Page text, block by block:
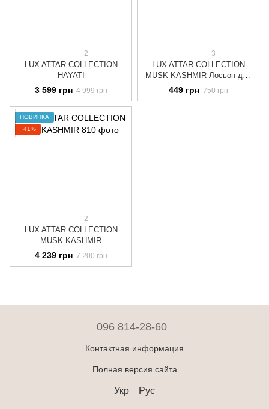
2
LUX ATTAR COLLECTION
HAYATI
3 599 грн 4 999 грн
3
LUX ATTAR COLLECTION
MUSK KASHMIR Лосьон для
тела
449 грн 750 грн
НОВИНКА
−41%
2
LUX ATTAR COLLECTION
MUSK KASHMIR
4 239 грн 7 200 грн
096 814-28-60
Контактная информация
Полная версия сайта
Укр Рус